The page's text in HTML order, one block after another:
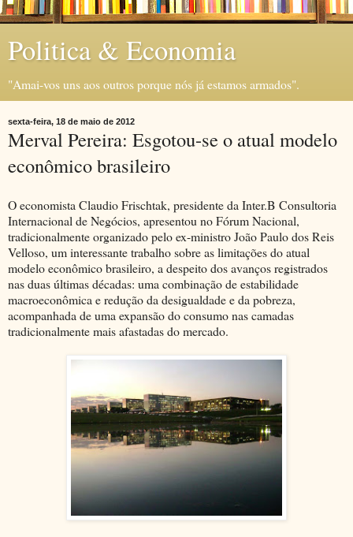
Politica & Economia
"Amai-vos uns aos outros porque nós já estamos armados".
sexta-feira, 18 de maio de 2012
Merval Pereira: Esgotou-se o atual modelo
econômico brasileiro
O economista Claudio Frischtak, presidente da Inter.B Consultoria
Internacional de Negócios, apresentou no Fórum Nacional,
tradicionalmente organizado pelo ex-ministro João Paulo dos Reis
Velloso, um interessante trabalho sobre as limitações do atual
modelo econômico brasileiro, a despeito dos avanços registrados
nas duas últimas décadas: uma combinação de estabilidade
macroeconômica e redução da desigualdade e da pobreza,
acompanhada de uma expansão do consumo nas camadas
tradicionalmente mais afastadas do mercado.